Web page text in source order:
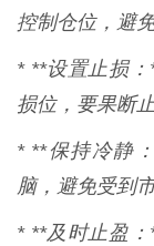
控制仓位，避
* **设置止损
损位，要果断
* **保持冷静
脑，避免受到
* **及时止盈